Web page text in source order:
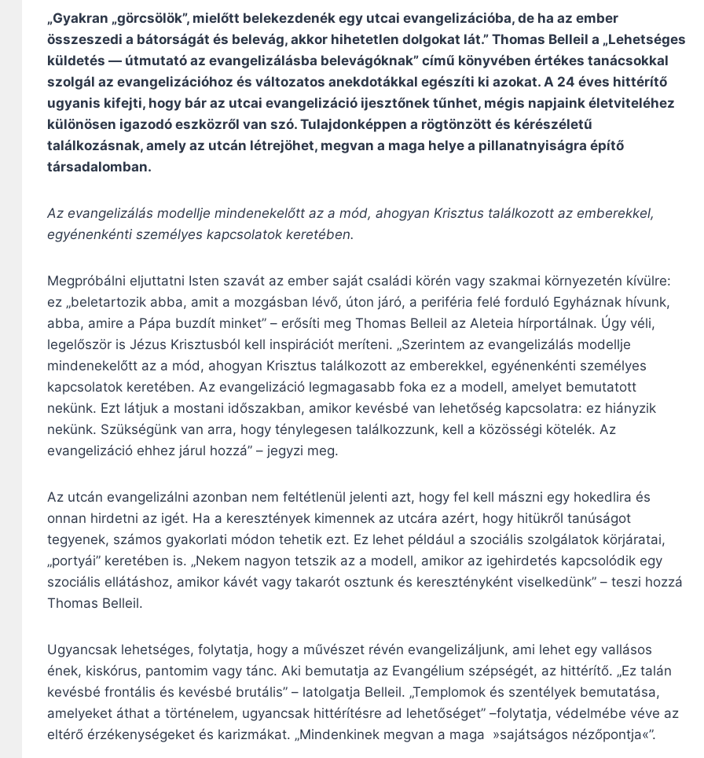
„Gyakran „görcsölök”, mielőtt belekezdenék egy utcai evangelizációba, de ha az ember
összeszedi a bátorságát és belevág, akkor hihetetlen dolgokat lát.” Thomas Belleil a „Lehetséges
küldetés — útmutató az evangelizálásba belevágóknak” című könyvében értékes tanácsokkal
szolgál az evangelizációhoz és változatos anekdotákkal egészíti ki azokat. A 24 éves hittérítő
ugyanis kifejti, hogy bár az utcai evangelizáció ijesztőnek tűnhet, mégis napjaink életviteléhez
különösen igazodó eszközről van szó. Tulajdonképpen a rögtönzött és kérészéletű
találkozásnak, amely az utcán létrejöhet, megvan a maga helye a pillanatnyiságra építő
társadalomban.
Az evangelizálás modellje mindenekelőtt az a mód, ahogyan Krisztus találkozott az emberekkel,
egyénenkénti személyes kapcsolatok keretében.
Megpróbálni eljuttatni Isten szavát az ember saját családi körén vagy szakmai környezetén kívülre:
ez „beletartozik abba, amit a mozgásban lévő, úton járó, a periféria felé forduló Egyháznak hívunk,
abba, amire a Pápa buzdít minket” – erősíti meg Thomas Belleil az Aleteia hírportálnak. Úgy véli,
legelőször is Jézus Krisztusból kell inspirációt meríteni. „Szerintem az evangelizálás modellje
mindenekelőtt az a mód, ahogyan Krisztus találkozott az emberekkel, egyénenkénti személyes
kapcsolatok keretében. Az evangelizáció legmagasabb foka ez a modell, amelyet bemutatott
nekünk. Ezt látjuk a mostani időszakban, amikor kevésbé van lehetőség kapcsolatra: ez hiányzik
nekünk. Szükségünk van arra, hogy ténylegesen találkozzunk, kell a közösségi kötelék. Az
evangelizáció ehhez járul hozzá” – jegyzi meg.
Az utcán evangelizálni azonban nem feltétlenül jelenti azt, hogy fel kell mászni egy hokedlira és
onnan hirdetni az igét. Ha a keresztények kimennek az utcára azért, hogy hitükről tanúságot
tegyenek, számos gyakorlati módon tehetik ezt. Ez lehet például a szociális szolgálatok körjáratai,
„portyái” keretében is. „Nekem nagyon tetszik az a modell, amikor az igehirdetés kapcsolódik egy
szociális ellátáshoz, amikor kávét vagy takarót osztunk és keresztényként viselkedünk” – teszi hozzá
Thomas Belleil.
Ugyancsak lehetséges, folytatja, hogy a művészet révén evangelizáljunk, ami lehet egy vallásos
ének, kiskórus, pantomim vagy tánc. Aki bemutatja az Evangélium szépségét, az hittérítő. „Ez talán
kevésbé frontális és kevésbé brutális” – latolgatja Belleil. „Templomok és szentélyek bemutatása,
amelyeket áthat a történelem, ugyancsak hittérítésre ad lehetőséget” –folytatja, védelmébe véve az
eltérő érzékenységeket és karizmákat. „Mindenkinek megvan a maga »sajátságos nézőpontja«”.